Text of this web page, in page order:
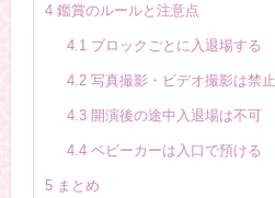
4 鑑賞のルールと注意点
4.1ブロックごとに入退場する
4.2写真撮影・ビデオ撮影は禁止
4.3開演後の途中入退場は不可
4.4ベビーカーは入口で預ける
5 まとめ